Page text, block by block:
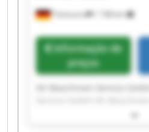
Tönisvorst 1 748 km
Informação de
preços
Maschinen-Service GmbH